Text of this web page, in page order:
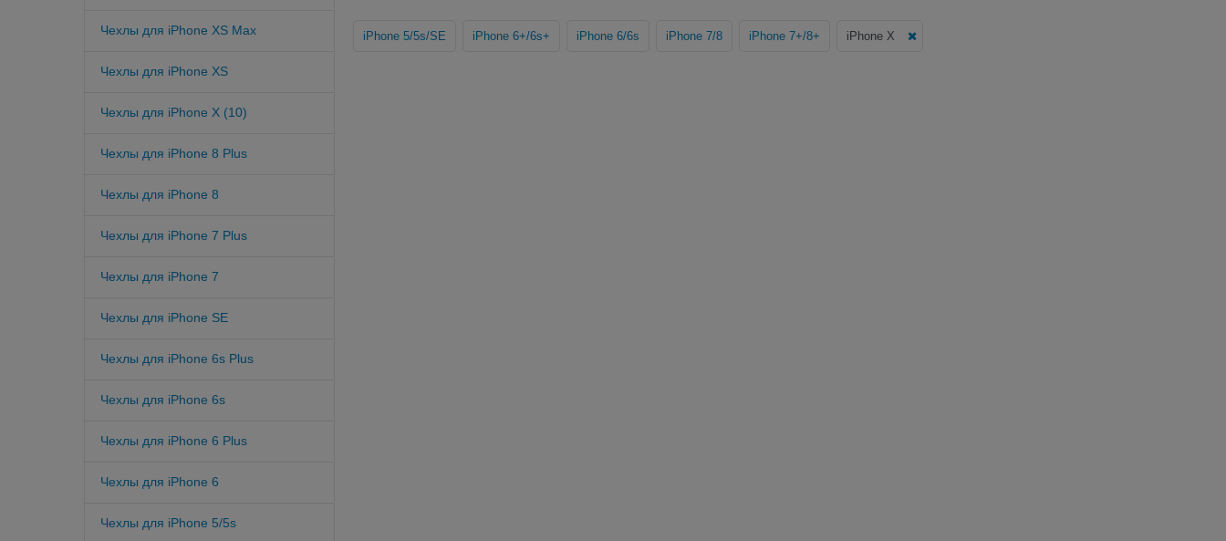
Чехлы для iPhone XS Max
Чехлы для iPhone XS
Чехлы для iPhone X (10)
Чехлы для iPhone 8 Plus
Чехлы для iPhone 8
Чехлы для iPhone 7 Plus
Чехлы для iPhone 7
Чехлы для iPhone SE
Чехлы для iPhone 6s Plus
Чехлы для iPhone 6s
Чехлы для iPhone 6 Plus
Чехлы для iPhone 6
Чехлы для iPhone 5/5s
iPhone 5/5s/SE iPhone 6+/6s+ iPhone 6/6s iPhone 7/8 iPhone 7+/8+ iPhone X